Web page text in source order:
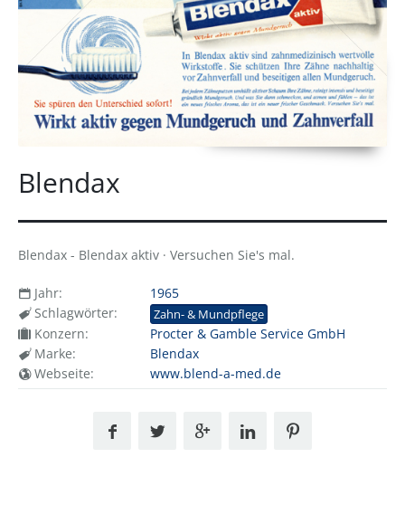
Blendax
Blendax - Blendax aktiv · Versuchen Sie's mal.
Jahr:
1965
Schlagwörter:
Zahn- & Mundpflege
Konzern:
Procter & Gamble Service GmbH
Marke:
Blendax
Webseite:
www.blend-a-med.de